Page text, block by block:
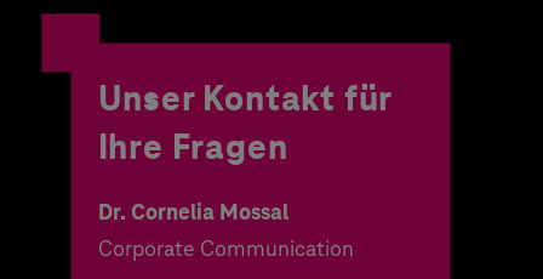
Unser Kontakt für
Ihre Fragen
Dr. Cornelia Mossal
Corporate Communication